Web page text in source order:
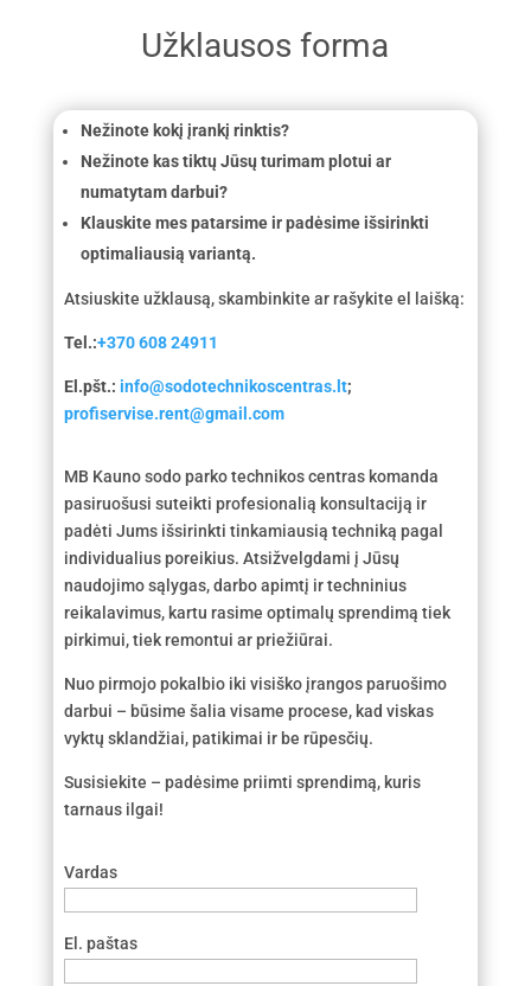
Užklausos forma
Nežinote kokį įrankį rinktis?
Nežinote kas tiktų Jūsų turimam plotui ar
numatytam darbui?
Klauskite mes patarsime ir padėsime išsirinkti
optimaliausią variantą.
Atsiuskite užklausą, skambinkite ar rašykite el laišką:
Tel.:+370 608 24911
El.pšt.: info@sodotechnikoscentras.lt;
profiservise.rent@gmail.com
MB Kauno sodo parko technikos centras komanda
pasiruošusi suteikti profesionalią konsultaciją ir
padėti Jums išsirinkti tinkamiausią techniką pagal
individualius poreikius. Atsižvelgdami į Jūsų
naudojimo sąlygas, darbo apimtį ir techninius
reikalavimus, kartu rasime optimalų sprendimą tiek
pirkimui, tiek remontui ar priežiūrai.
Nuo pirmojo pokalbio iki visiško įrangos paruošimo
darbui – būsime šalia visame procese, kad viskas
vyktų sklandžiai, patikimai ir be rūpesčių.
Susisiekite – padėsime priimti sprendimą, kuris
tarnaus ilgai!
Vardas
El. paštas